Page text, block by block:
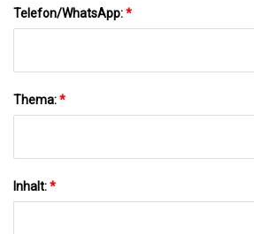
Telefon/WhatsApp:*
Thema:*
Inhalt:*